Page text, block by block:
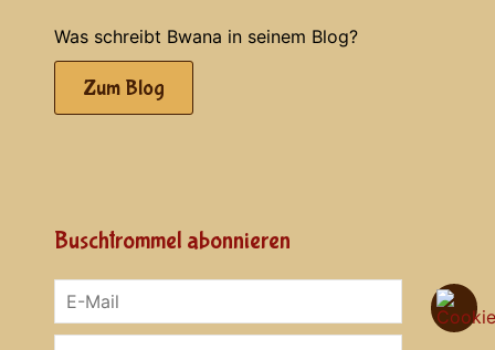
Was schreibt Bwana in seinem Blog?
Zum Blog
Buschtrommel abonnieren